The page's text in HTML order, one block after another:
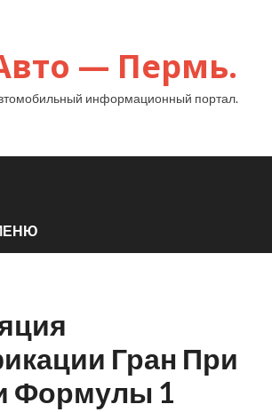
— Пермь.
информационный портал.
Гран При
Формулы 1